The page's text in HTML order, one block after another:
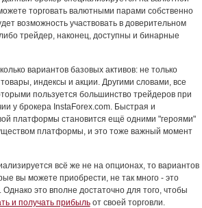
торговать валютными парами собственно
возможность участвовать в доверительном
трейдер, наконец, доступны и бинарные
вариантов базовых активов: не только
индексы и акции. Другими словами, все
пользуется большинство трейдеров при
у брокера InstaForex.com. Быстрая и
платформы становится ещё одними "героями"
платформы, и это тоже важный момент
всё же не на опционах, то вариантов
вы можете приобрести, не так много - это
это вполне достаточно для того, чтобы
и получать прибыльот своей торговли.